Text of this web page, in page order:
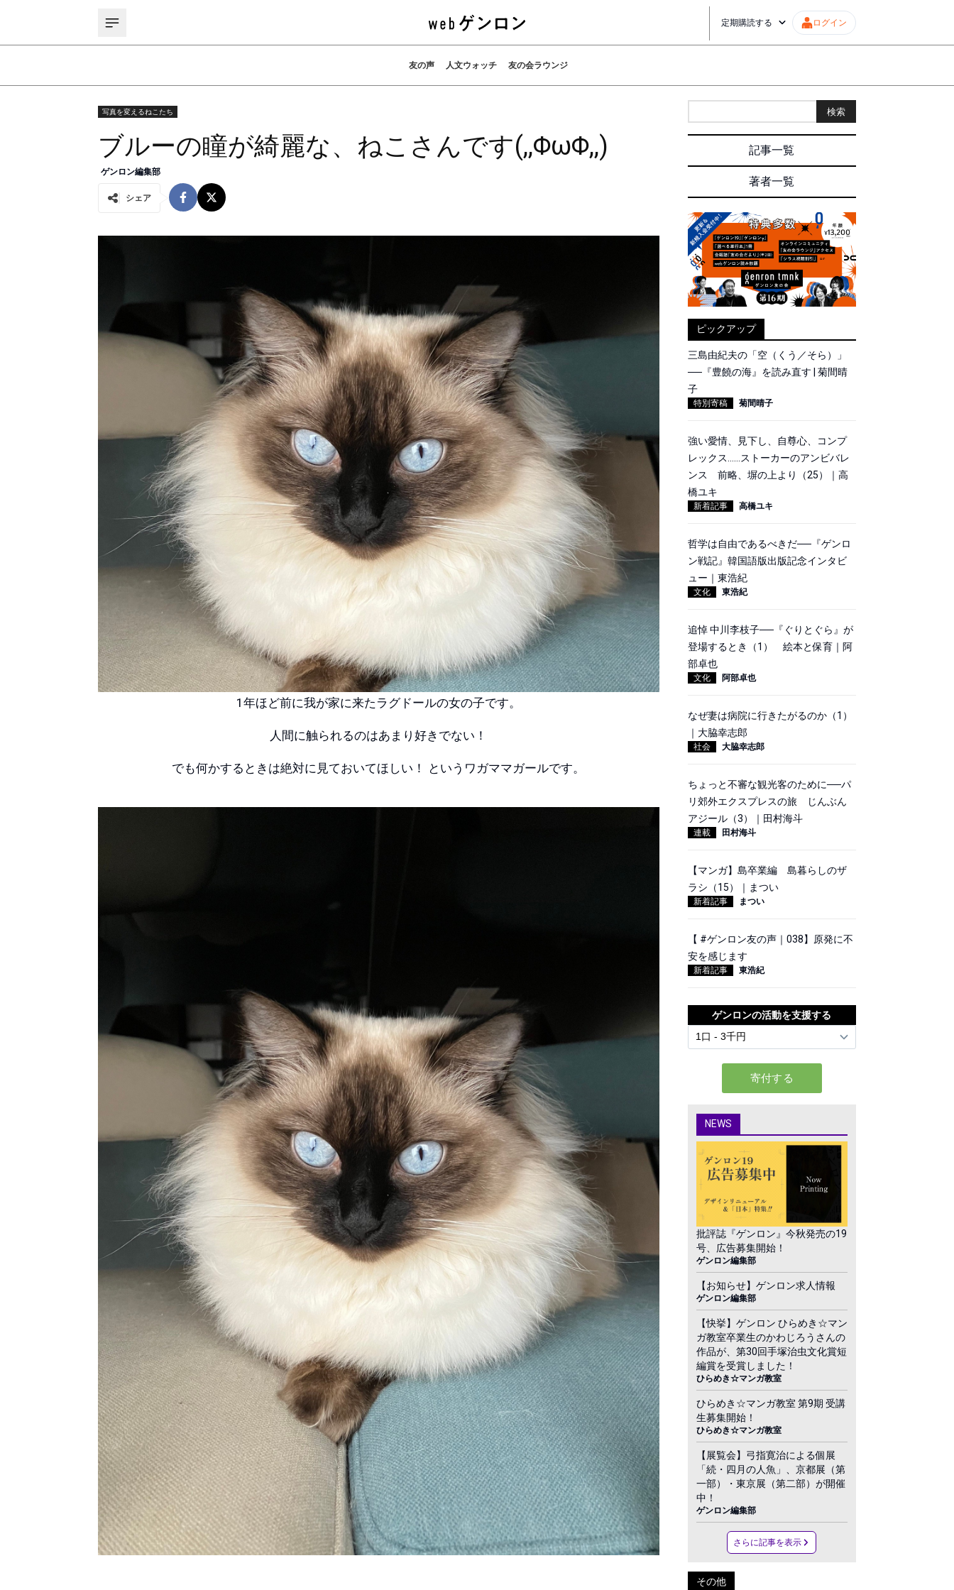
定期購読する ログイン
友の声 人文ウォッチ 友の会ラウンジ
写真を変えるねこたち
ブルーの瞳が綺麗な、ねこさんです(,,ΦωΦ,,)
ゲンロン編集部
シェア
1年ほど前に我が家に来たラグドールの女の子です。
人間に触られるのはあまり好きでない！
でも何かするときは絶対に見ておいてほしい！ というワガママガールです。
検索
記事一覧
著者一覧
ピックアップ
三島由紀夫の「空（くう／そら）」
──『豊饒の海』を読み直す | 菊間晴
子
特別寄稿 菊間晴子
強い愛情、見下し、自尊心、コンプ
レックス……ストーカーのアンビバレ
ンス 前略、塀の上より（25）｜高
橋ユキ
新着記事 高橋ユキ
哲学は自由であるべきだ──『ゲンロ
ン戦記』韓国語版出版記念インタビ
ュー｜東浩紀
文化 東浩紀
追悼 中川李枝子──『ぐりとぐら』が
登場するとき（1） 絵本と保育｜阿
部卓也
文化 阿部卓也
なぜ妻は病院に行きたがるのか（1）
｜大脇幸志郎
社会 大脇幸志郎
ちょっと不審な観光客のために──パ
リ郊外エクスプレスの旅 じんぶん
アジール（3）｜田村海斗
連載 田村海斗
【マンガ】島卒業編 島暮らしのザ
ラシ（15）｜まつい
新着記事 まつい
【 #ゲンロン友の声｜038】原発に不
安を感じます
新着記事 東浩紀
ゲンロンの活動を支援する
NEWS
批評誌『ゲンロン』今秋発売の19
号、広告募集開始！
ゲンロン編集部
【お知らせ】ゲンロン求人情報
ゲンロン編集部
【快挙】ゲンロン ひらめき☆マン
ガ教室卒業生のかわじろうさんの
作品が、第30回手塚治虫文化賞短
編賞を受賞しました！
ひらめき☆マンガ教室
ひらめき☆マンガ教室 第9期 受講
生募集開始！
ひらめき☆マンガ教室
【展覧会】弓指寛治による個展
「続・四月の人魚」、京都展（第
一部）・東京展（第二部）が開催
中！
ゲンロン編集部
さらに記事を表示
その他